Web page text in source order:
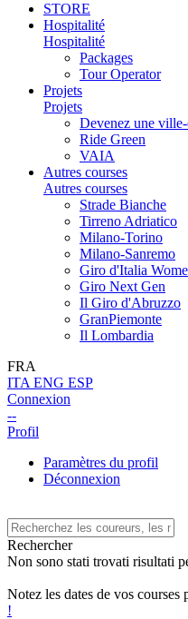
STORE
Hospitalité
Hospitalité
Packages
Tour Operator
Projets
Projets
Devenez une ville-
Ride Green
VAIA
Autres courses
Autres courses
Strade Bianche
Tirreno Adriatico
Milano-Torino
Milano-Sanremo
Giro d'Italia
Giro Next Gen
Il Giro d'Abruzzo
GranPiemonte
Il Lombardia
FRA
ITA ENG ESP
Connexion
--
Profil
Paramètres du profil
Déconnexion
Rechercher
Non sono stati trovati risultati
Notez les dates de vos courses
!